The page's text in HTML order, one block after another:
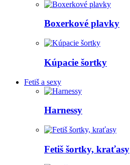
Boxerkové plavky
Kúpacie šortky
Fetiš a sexy
Harnessy
Fetiš šortky, kraťasy